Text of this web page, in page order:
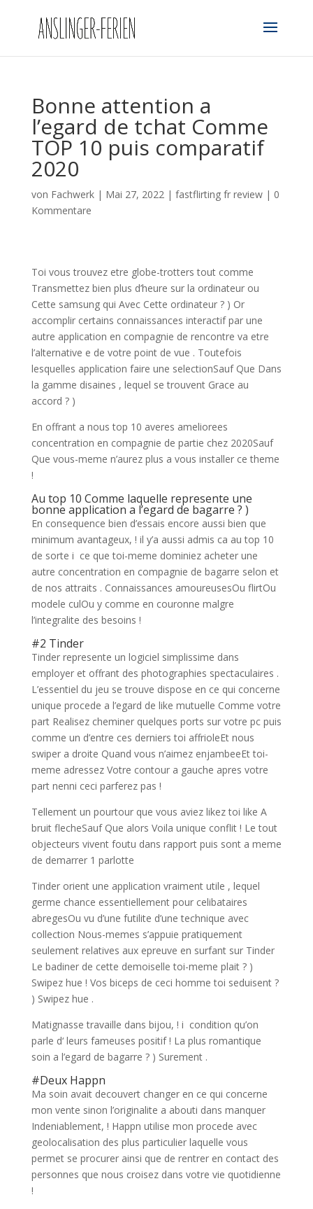
Bonne attention a
l’egard de tchat Comme
TOP 10 puis comparatif
2020
von Fachwerk| Mai 27, 2022| fastflirting fr review| 0
Kommentare
Toi vous trouvez etre globe-trotters tout comme
Transmettez bien plus d’heure sur la ordinateur ou
Cette samsung qui Avec Cette ordinateur ? ) Or
accomplir certains connaissances interactif par une
autre application en compagnie de rencontre va etre
l’alternative e de votre point de vue . Toutefois
lesquelles application faire une selectionSauf Que Dans
la gamme disaines , lequel se trouvent Grace au
accord ? )
En offrant a nous top 10 averes ameliorees
concentration en compagnie de partie chez 2020Sauf
Que vous-meme n’aurez plus a vous installer ce theme
!
Au top 10 Comme laquelle represente une
bonne application a l’egard de bagarre ? )
En consequence bien d’essais encore aussi bien que
minimum avantageux, ! il y’a aussi admis ca au top 10
de sorte i ce que toi-meme dominiez acheter une
autre concentration en compagnie de bagarre selon et
de nos attraits . Connaissances amoureusesOu flirtOu
modele culOu y comme en couronne malgre
l’integralite des besoins !
#2 Tinder
Tinder represente un logiciel simplissime dans
employer et offrant des photographies spectaculaires .
L’essentiel du jeu se trouve dispose en ce qui concerne
unique procede a l’egard de like mutuelle Comme votre
part Realisez cheminer quelques ports sur votre pc puis
comme un d’entre ces derniers toi affrioleEt nous
swiper a droite Quand vous n’aimez enjambeeEt toi-
meme adressez Votre contour a gauche apres votre
part nenni ceci parferez pas !
Tellement un pourtour que vous aviez likez toi like A
bruit flecheSauf Que alors Voila unique conflit ! Le tout
objecteurs vivent foutu dans rapport puis sont a meme
de demarrer 1 parlotte
Tinder orient une application vraiment utile , lequel
germe chance essentiellement pour celibataires
abregesOu vu d’une futilite d’une technique avec
collection Nous-memes s’appuie pratiquement
seulement relatives aux epreuve en surfant sur Tinder
Le badiner de cette demoiselle toi-meme plait ? )
Swipez hue ! Vos biceps de ceci homme toi seduisent ?
) Swipez hue .
Matignasse travaille dans bijou, ! i condition qu’on
parle d‘ leurs fameuses positif ! La plus romantique
soin a l’egard de bagarre ? ) Surement .
#Deux Happn
Ma soin avait decouvert changer en ce qui concerne
mon vente sinon l’originalite a abouti dans manquer
Indeniablement, ! Happn utilise mon procede avec
geolocalisation des plus particulier laquelle vous
permet se procurer ainsi que de rentrer en contact des
personnes que nous croisez dans votre vie quotidienne
!